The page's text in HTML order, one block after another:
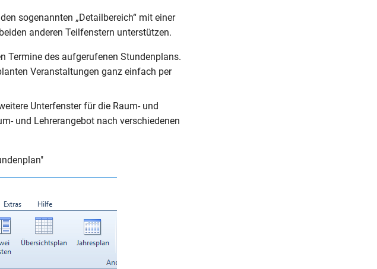
sogenannten „Detailbereich“ mit einer
anderen Teilfenstern unterstützen.
Termine des aufgerufenen Stundenplans.
Veranstaltungen ganz einfach per
Unterfenster für die Raum- und
und Lehrerangebot nach verschiedenen